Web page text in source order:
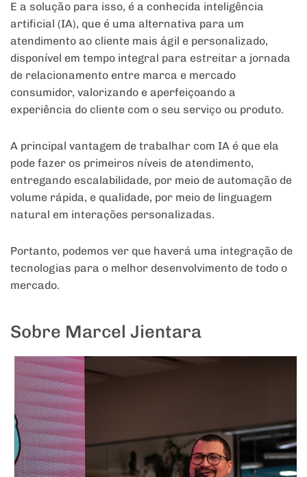
E a solução para isso, é a conhecida inteligência
artificial (IA), que é uma alternativa para um
atendimento ao cliente mais ágil e personalizado,
disponível em tempo integral para estreitar a jornada
de relacionamento entre marca e mercado
consumidor, valorizando e aperfeiçoando a
experiência do cliente com o seu serviço ou produto.
A principal vantagem de trabalhar com IA é que ela
pode fazer os primeiros níveis de atendimento,
entregando escalabilidade, por meio de automação de
volume rápida, e qualidade, por meio de linguagem
natural em interações personalizadas.
Portanto, podemos ver que haverá uma integração de
tecnologias para o melhor desenvolvimento de todo o
mercado.
Sobre Marcel Jientara